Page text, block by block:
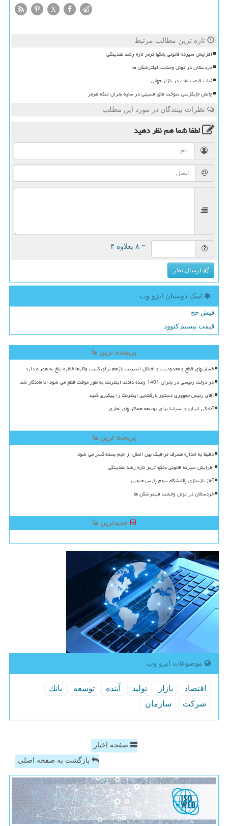
X
تازه ترین مطالب مرتبط
افزایش سپرده قانونی بانکها ترمز تازه رشد نقدینگی
خردسالان در تونل وحشت فیلترشکن ها
ثبات قیمت نفت در بازار جهانی
چالش جایگزینی سوخت های فسیلی در سایه بحران تنگه هرمز
نظرات بینندگان در مورد این مطلب
لطفا شما همنظر دهید
= ۸ بعلاوه ۴
ارسال نظر
لینک دوستان ایزو وب
فیش حج
قیمت بیسیم کنوود
پربیننده ترین ها
خسارتهای قطع و محدودیت و اختلال اینترنت بازهم برای کسب وکارها خاطره تلخ به همراه دارد
در دولت رئیسی در بحران 1401 وعده دادند اینترنت به طور موقت قطع می شود اما ماندگار شد
آقای رئیس جمهوری دستور بازگشایی اینترنت را پیگیری کنید
آمادگی ایران و اسپانیا برای توسعه همکاریهای تجاری
پربحث ترین ها
دقیقا به اندازه مصرف ترافیک بین الملل از حجم بسته کسر می شود
افزایش سپرده قانونی بانکها ترمز تازه رشد نقدینگی
آغاز بازسازی پالایشگاه سوم پارس جنوبی
خردسالان در تونل وحشت فیلترشکن ها
جدیدترین ها
موضوعات ایزو وب
اقتصاد بازار تولید آینده توسعه
بانك
شركت
سازمان
صفحه اخبار
بازگشت به صفحه اصلی